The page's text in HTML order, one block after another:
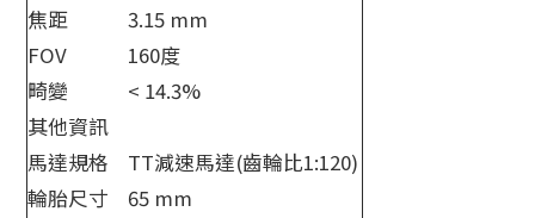
焦距
3.15 mm
FOV
160度
畸變
< 14.3%
其他資訊
馬達規格
TT減速馬達(齒輪比1:120)
輪胎尺寸
65 mm